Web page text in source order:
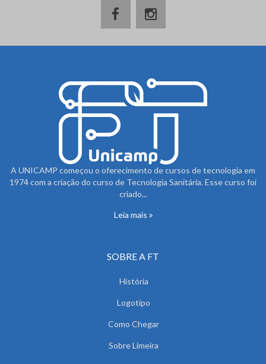
A UNICAMP começou o oferecimento de cursos de tecnologia em
1974 com a criação do curso de Tecnologia Sanitária. Esse curso foi
criado...
Leia mais
SOBRE A FT
História
Logotipo
Como Chegar
Sobre Limeira